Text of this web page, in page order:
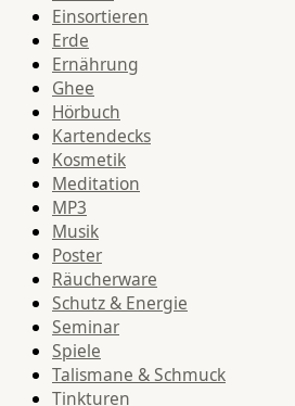
Einsortieren
Erde
Ernährung
Ghee
Hörbuch
Kartendecks
Kosmetik
Meditation
MP3
Musik
Poster
Räucherware
Schutz & Energie
Seminar
Spiele
Talismane & Schmuck
Tinkturen